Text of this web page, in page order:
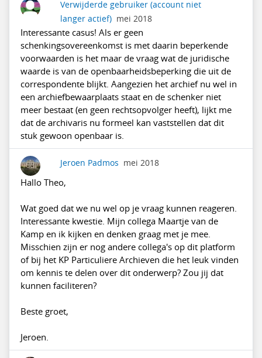
Verwijderde gebruiker (account niet
langer actief) mei 2018
Interessante casus! Als er geen
schenkingsovereenkomst is met daarin beperkende
voorwaarden is het maar de vraag wat de juridische
waarde is van de openbaarheidsbeperking die uit de
correspondente blijkt. Aangezien het archief nu wel in
een archiefbewaarplaats staat en de schenker niet
meer bestaat (en geen rechtsopvolger heeft), lijkt me
dat de archivaris nu formeel kan vaststellen dat dit
stuk gewoon openbaar is.
Jeroen Padmos mei 2018
Hallo Theo,
Wat goed dat we nu wel op je vraag kunnen reageren.
Interessante kwestie. Mijn collega Maartje van de
Kamp en ik kijken en denken graag met je mee.
Misschien zijn er nog andere collega's op dit platform
of bij het KP Particuliere Archieven die het leuk vinden
om kennis te delen over dit onderwerp? Zou jij dat
kunnen faciliteren?
Beste groet,
Jeroen.